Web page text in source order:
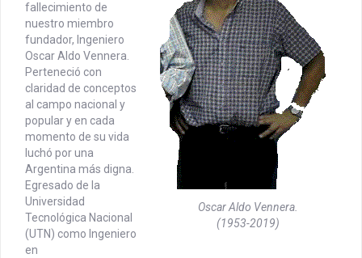
Oscar Aldo Vennera.
(1953-2019)
fallecimiento de
nuestro miembro
fundador, Ingeniero
Oscar Aldo Vennera.
Perteneció con
claridad de conceptos
al campo nacional y
popular y en cada
momento de su vida
luchó por una
Argentina más digna.
Egresado de la
Universidad
Tecnológica Nacional
(UTN) como Ingeniero
en